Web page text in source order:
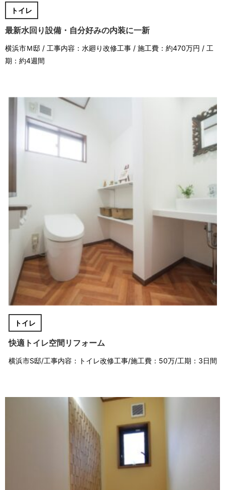
トイレ
最新水回り設備・自分好みの内装に一新
横浜市Ｍ邸 / 工事内容：水廻り改修工事 / 施工費：約470万円 / 工
期：約4週間
トイレ
快適トイレ空間リフォーム
横浜市S邸/工事内容：トイレ改修工事/施工費：50万/工期：3日間